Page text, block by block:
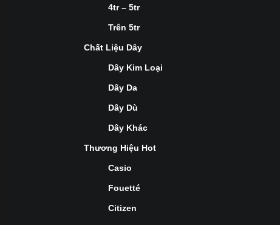
4tr – 5tr
Trên 5tr
Chất Liệu Dây
Dây Kim Loại
Dây Da
Dây Dù
Dây Khác
Thương Hiệu Hot
Casio
Fouetté
Citizen